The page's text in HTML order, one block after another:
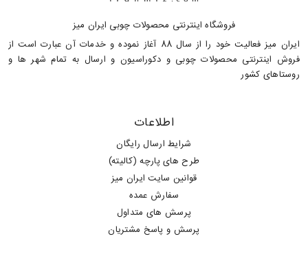
فروشگاه اینترنتی محصولات چوبی ایران میز
ایران میز فعالیت خود را از سال 88 آغاز نموده و خدمات آن عبارت است از
فروش اینترنتی محصولات چوبی و دکوراسیون و ارسال به تمام شهر ها و
روستاهای کشور
اطلاعات
شرایط ارسال رایگان
طرح های پارچه (کالیته)
قوانین سایت ایران میز
سفارش عمده
پرسش های متداول
پرسش و پاسخ مشتریان